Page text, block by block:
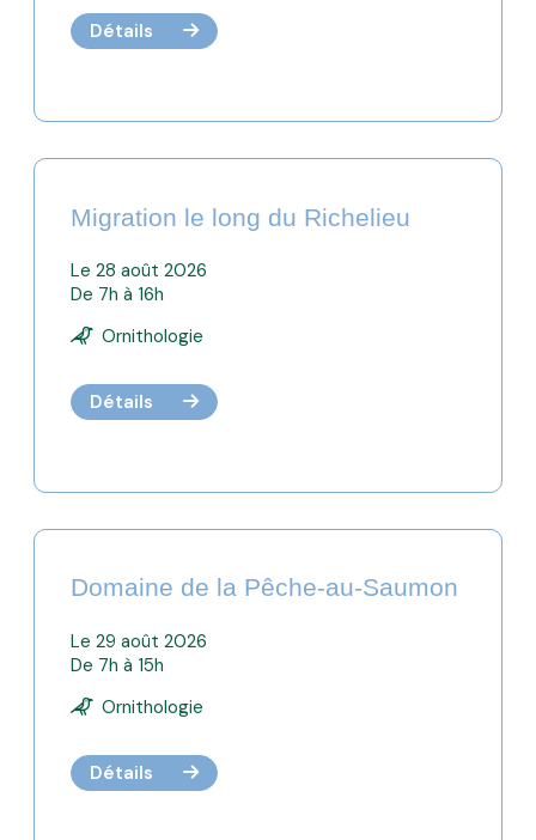
Détails
Migration le long du Richelieu
Le 28 août 2026
De 7h à 16h
Ornithologie
Détails
Domaine de la Pêche-au-Saumon
Le 29 août 2026
De 7h à 15h
Ornithologie
Détails